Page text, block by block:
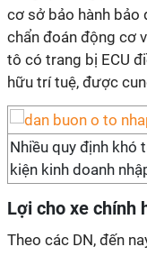
cơ sở bảo hành bảo
chẩn đoán động cơ
tô có trang bị ECU
hữu trí tuệ, được
Nhiều quy định khó
kiện kinh doanh
Lợi cho xe chính
Theo các DN, đến